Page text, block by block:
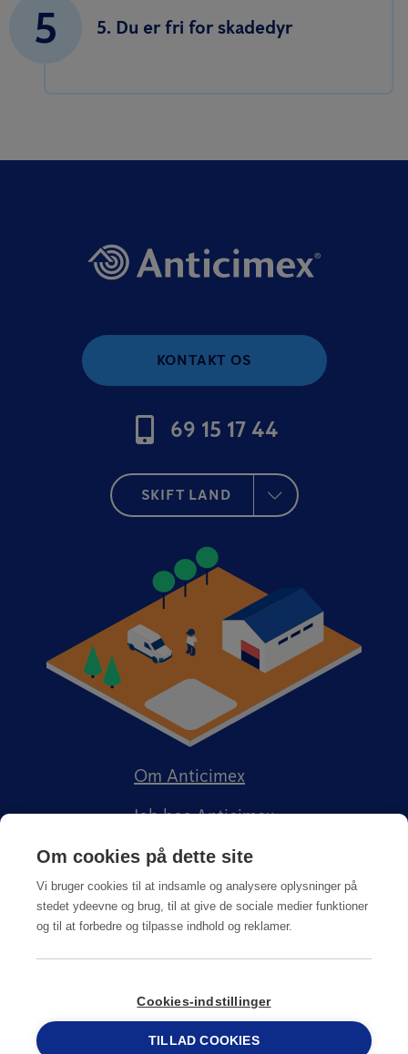
5 5. Du er fri for skadedyr
KONTAKT OS
69 15 17 44
SKIFT LAND
Om Anticimex
Job hos Anticimex
Salgs-, service og leveringsbetingelser
© Copyright 2026Anticimex
Om cookies på dette site
Vi bruger cookies til at indsamle og analysere oplysninger på
stedet ydeevne og brug, til at give de sociale medier funktioner
og til at forbedre og tilpasse indhold og reklamer.
Cookies-indstillinger
TILLAD COOKIES